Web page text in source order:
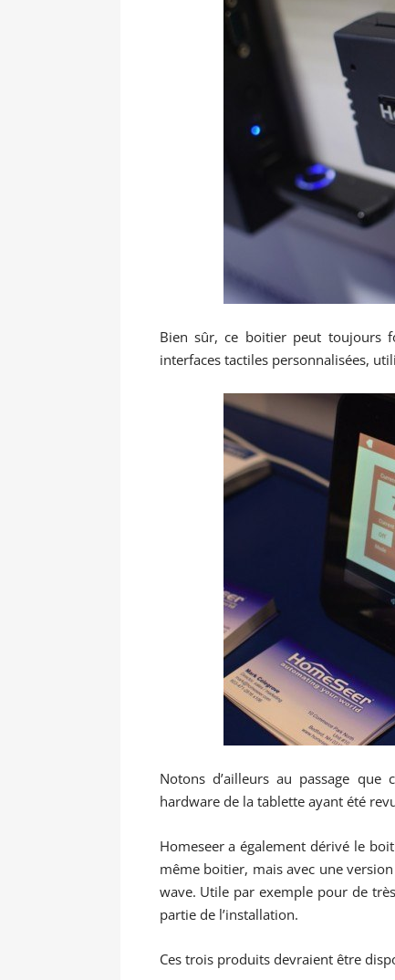
Bien sûr, ce boitier peut toujours
interfaces tactiles personnalisées,
Notons d’ailleurs au passage
hardware de la tablette ayant été
Homeseer a également dérivé le
même boitier, mais avec une version
wave. Utile par exemple pour de
partie de l’installation.
Ces trois produits devraient être